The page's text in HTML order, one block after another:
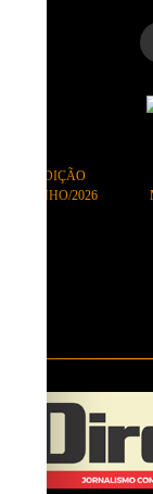
EDIÇÃO
JUNHO/2026